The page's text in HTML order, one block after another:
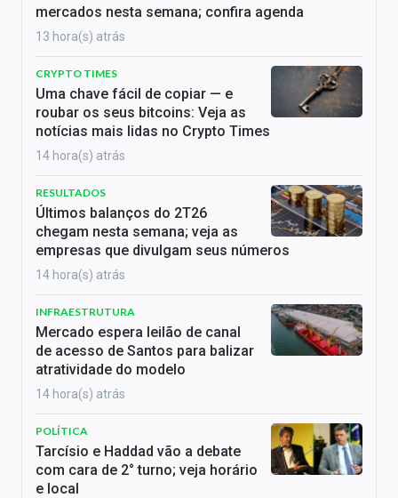
mercados nesta semana; confira agenda
13 hora(s) atrás
CRYPTO TIMES
Uma chave fácil de copiar — e
roubar os seus bitcoins: Veja as
notícias mais lidas no Crypto Times
14 hora(s) atrás
RESULTADOS
Últimos balanços do 2T26
chegam nesta semana; veja as
empresas que divulgam seus números
14 hora(s) atrás
INFRAESTRUTURA
Mercado espera leilão de canal
de acesso de Santos para balizar
atratividade do modelo
14 hora(s) atrás
POLÍTICA
Tarcísio e Haddad vão a debate
com cara de 2° turno; veja horário
e local